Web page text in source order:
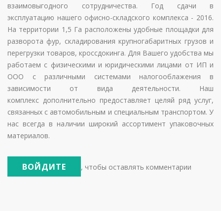
взаимовыгодного сотрудничества. Год сдачи в
эксплуатацию нашего офисно-складского комплекса - 2016.
На территории 1,5 Га расположены удобные площадки для
разворота фур, складирования крупногабаритных грузов и
перегрузки товаров, кроссдокинга. Для Вашего удобства мы
работаем с физическими и юридическими лицами от ИП и
ООО с различными системами налогооблажения в
зависимости от вида деятельности. Наш
комплекс дополнительно предоставляет целяй ряд услуг,
связанных с автомобильным и специальным транспортом. У
нас всегда в наличии широкий ассортимент упаковочных
материалов.
ВОЙДИТЕ , чтобы оставлять комментарии